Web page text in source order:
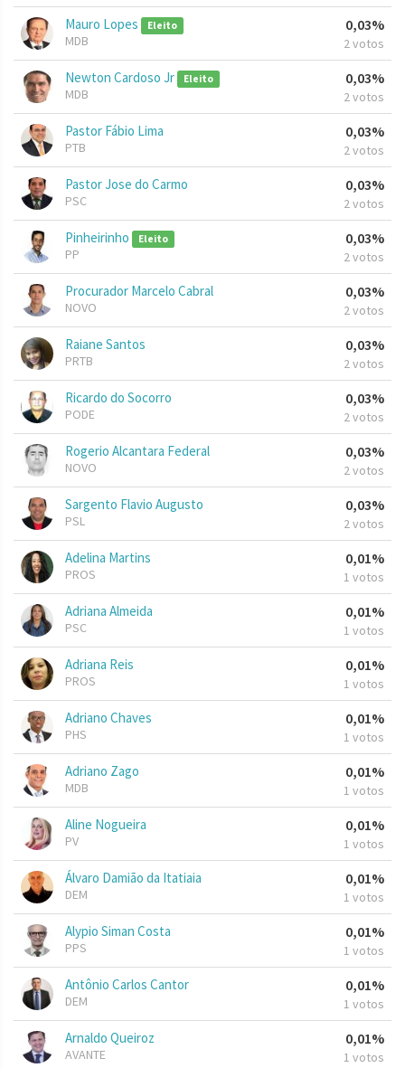
Mauro Lopes Eleito
MDB
0,03%
2 votos
Newton Cardoso Jr Eleito
MDB
0,03%
2 votos
Pastor Fábio Lima
PTB
0,03%
2 votos
Pastor Jose do Carmo
PSC
0,03%
2 votos
Pinheirinho Eleito
PP
0,03%
2 votos
Procurador Marcelo Cabral
NOVO
0,03%
2 votos
Raiane Santos
PRTB
0,03%
2 votos
Ricardo do Socorro
PODE
0,03%
2 votos
Rogerio Alcantara Federal
NOVO
0,03%
2 votos
Sargento Flavio Augusto
PSL
0,03%
2 votos
Adelina Martins
PROS
0,01%
1 votos
Adriana Almeida
PSC
0,01%
1 votos
Adriana Reis
PROS
0,01%
1 votos
Adriano Chaves
PHS
0,01%
1 votos
Adriano Zago
MDB
0,01%
1 votos
Aline Nogueira
PV
0,01%
1 votos
Álvaro Damião da Itatiaia
DEM
0,01%
1 votos
Alypio Siman Costa
PPS
0,01%
1 votos
Antônio Carlos Cantor
DEM
0,01%
1 votos
Arnaldo Queiroz
AVANTE
0,01%
1 votos